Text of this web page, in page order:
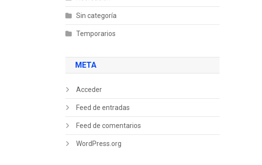
Sin categoría
Temporarios
META
Acceder
Feed de entradas
Feed de comentarios
WordPress.org